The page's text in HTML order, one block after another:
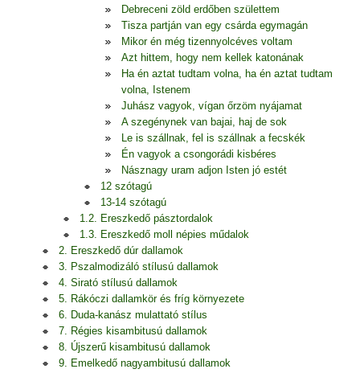
Debreceni zöld erdőben születtem
Tisza partján van egy csárda egymagán
Mikor én még tizennyolcéves voltam
Azt hittem, hogy nem kellek katonának
Ha én aztat tudtam volna, ha én aztat tudtam
volna, Istenem
Juhász vagyok, vígan őrzöm nyájamat
A szegénynek van bajai, haj de sok
Le is szállnak, fel is szállnak a fecskék
Én vagyok a csongorádi kisbéres
Násznagy uram adjon Isten jó estét
12 szótagú
13-14 szótagú
1.2. Ereszkedő pásztordalok
1.3. Ereszkedő moll népies műdalok
2. Ereszkedő dúr dallamok
3. Pszalmodizáló stílusú dallamok
4. Sirató stílusú dallamok
5. Rákóczi dallamkör és fríg környezete
6. Duda-kanász mulattató stílus
7. Régies kisambitusú dallamok
8. Újszerű kisambitusú dallamok
9. Emelkedő nagyambitusú dallamok